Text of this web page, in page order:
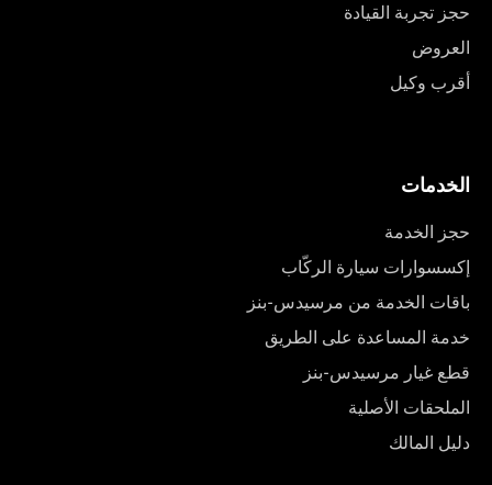
حجز تجربة القيادة
العروض
أقرب وكيل
الخدمات
حجز الخدمة
إكسسوارات سيارة الركّاب
باقات الخدمة من مرسيدس-بنز
خدمة المساعدة على الطريق
قطع غيار مرسيدس-بنز
الملحقات الأصلية
دليل المالك